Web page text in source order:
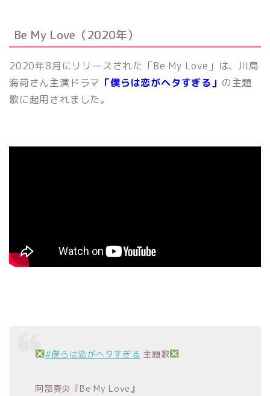
Be My Love（2020年）
2020年8月にリリースされた「Be My Love」は、川島
海荷さん主演ドラマ 「僕らは恋がヘタすぎる」 の主題
歌に起用されました。
#僕らは恋がヘタすぎる 主題歌
阿部真央『Be My Love』